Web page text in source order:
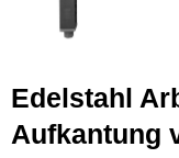
Edelstahl
Aufkantung